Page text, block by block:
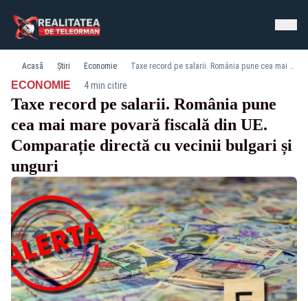
Acasă Știri Economie Taxe record pe salarii. România pune cea mai mare povară fiscală din UE. Comparație directă cu vecinii bulgari și unguri
ECONOMIE· 4 min citire
Taxe record pe salarii. România pune
cea mai mare povară fiscală din UE.
Comparație directă cu vecinii bulgari și
unguri